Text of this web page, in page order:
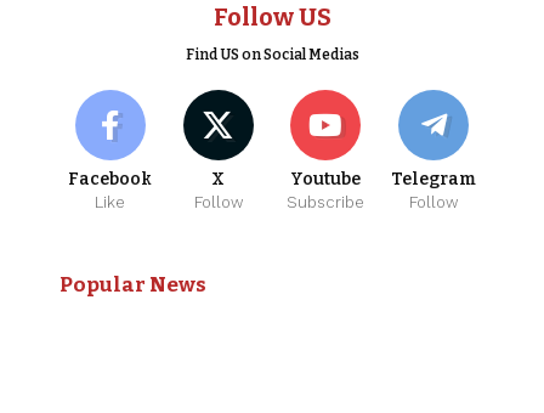
Follow US
Find US on Social Medias
Facebook
Like
X
Follow
Youtube
Subscribe
Telegram
Follow
Popular News